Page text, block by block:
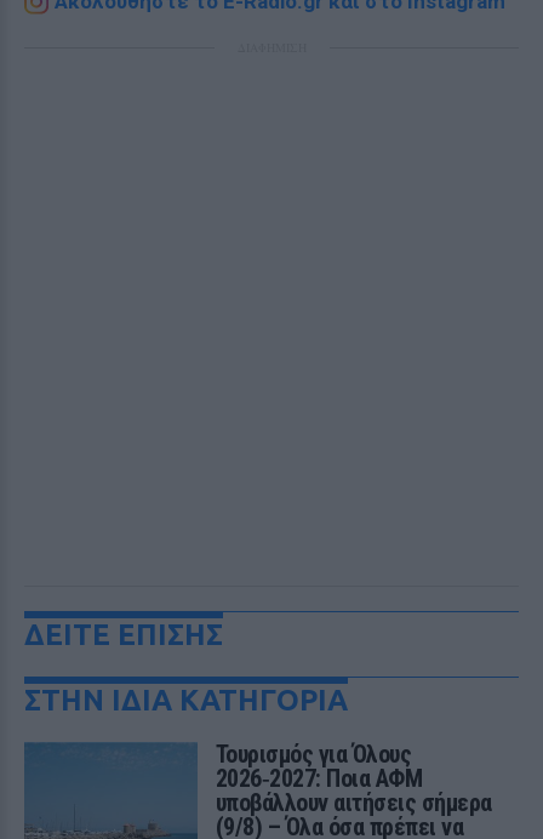
ΔΕΙΤΕ ΕΠΙΣΗΣ
ΣΤΗΝ ΙΔΙΑ ΚΑΤΗΓΟΡΙΑ
Τουρισμός για Όλους
2026‑2027: Ποια ΑΦΜ
υποβάλλουν αιτήσεις σήμερα
(9/8) – Όλα όσα πρέπει να